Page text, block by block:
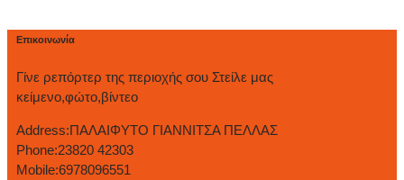
Επικοινωνία
Γίνε ρεπόρτερ της περιοχής σου Στείλε μας
κείμενο,φώτο,βίντεο
Address:ΠΑΛΑΙΦΥΤΟ ΓΙΑΝΝΙΤΣΑ ΠΕΛΛΑΣ
Phone:23820 42303
Mobile:6978096551